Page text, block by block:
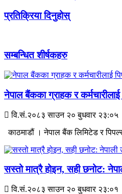
प्रतिक्रिया दिनुहोस्
सम्बन्धित शीर्षकहरु
नेपाल बैंकका ग्राहक र
वि.सं.२०८३ साउन २० बुधवार २३:०५
काठमाडौं । नेपाल बैंक लिमिटेड र
सस्तो मात्रै होइन, सही छनोट:
वि.सं.२०८३ साउन २० बुधवार २३:०१